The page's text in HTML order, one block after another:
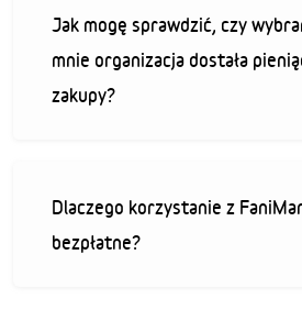
Jak mogę sprawdzić, czy
mnie organizacja dostała
zakupy?
Dlaczego korzystanie z
bezpłatne?